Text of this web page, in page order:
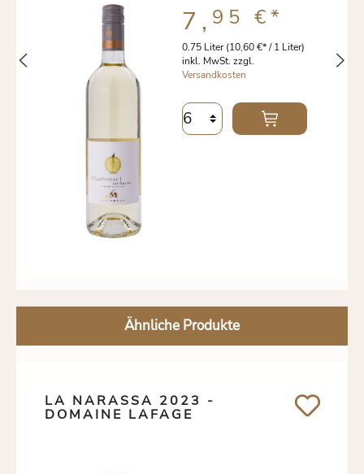
0.75 Liter(10,60 €* / 1 Liter)
inkl. MwSt. zzgl.
Versandkosten
7, 95 €*
Ähnliche Produkte
LA NARASSA 2023 -
DOMAINE LAFAGE